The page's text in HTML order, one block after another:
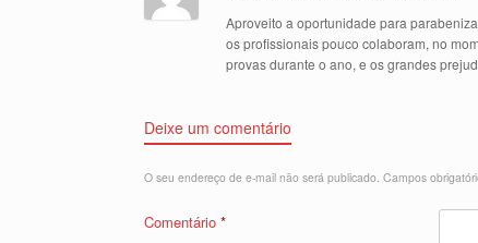
Aproveito a oportunidade para
os profissionais pouco colaboram, no
provas durante o ano, e os grandes
Deixe um comentário
O seu endereço de e-mail não será publicado. Campos
Comentário *